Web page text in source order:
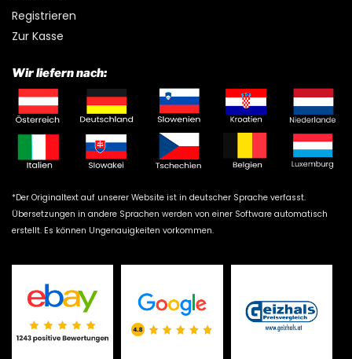
Registrieren
Zur Kasse
Wir liefern nach:
*Der Originaltext auf unserer Website ist in deutscher Sprache verfasst.
Übersetzungen in andere Sprachen werden von einer Software automatisch
erstellt. Es können Ungenauigkeiten vorkommen.